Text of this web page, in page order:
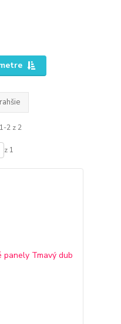
2 z 2
z 1